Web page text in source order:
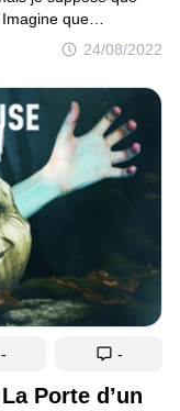
24/08/2022
que
tu es prêt
l’avion.
sans danger.
passer jusqu’à
des nouvelles
annulé pour des
plane
les retirer
première. Quant
plaît !
Porte d’un
- -